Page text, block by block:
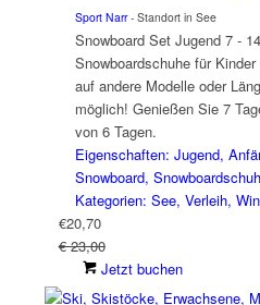
Sport Narr- Standort in See
Snowboard Set Jugend 7 -
Snowboardschuhe für
auf andere Modelle oder
möglich! Genießen Sie 7
von 6 Tagen.
Eigenschaften: Jugend,
Snowboard,
Kategorien: See, Verleih,
€20,70
€ 23,00
Jetzt buchen